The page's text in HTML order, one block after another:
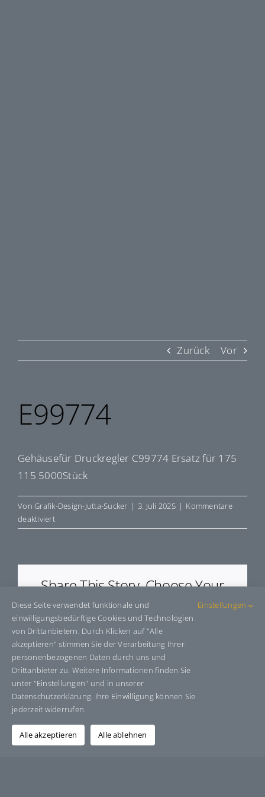
Zurück Vor
E99774
Gehäusefür Druckregler C99774 Ersatz für 175
115 5000Stück
VonGrafik-Design-Jutta-Sucker | 3. Juli 2025 | Kommentare
deaktiviertfür
E99774
Share This Story, Choose Your
Platform!
Facebook Bluesky WhatsAppTelegram
E-
Mail
Über den Autor: Grafik-Design-Jutta-Sucker
Diese Seite verwendet funktionale und
einwilligungsbedürftige Cookies und Technologien
von Drittanbietern. Durch Klicken auf "Alle
akzeptieren" stimmen Sie der Verarbeitung Ihrer
personenbezogenen Daten durch uns und
Drittanbieter zu. Weitere Informationen finden Sie
unter "Einstellungen" und in unserer
Datenschutzerklärung. Ihre Einwilligung können Sie
jederzeit widerrufen.
Einstellungen
Alle akzeptieren Alle ablehnen